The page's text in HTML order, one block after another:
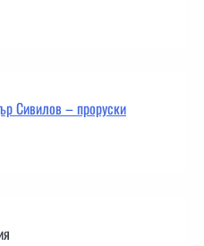
Сивилов – проруски